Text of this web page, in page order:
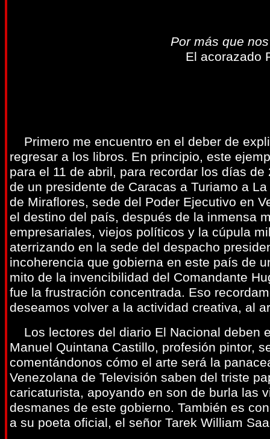
Por más que
El acorazado
Primero me encuentro en el deber de
regresar a los libros. En principio, este
para el 11 de abril, para recordar los días
de un presidente de Caracas a Turiamo a
de Miraflores, sede del Poder Ejecutivo en
el destino del país, después de la inmensa
empresariales, viejos políticos y la cúpula
aterrizando en la sede del despacho
incoherencia que gobierna en este país de
mito de la invencibilidad del Comandante
fue la frustración concentrada. Eso
deseamos volver a la actividad creativa, al
Los lectores del diario El Nacional deben
Manuel Quintana Castillo, profesión pintor,
comentándonos cómo el arte será la
Venezolana de Televisión saben del triste
caricaturista, apoyando en son de burla las
desmanes de este gobierno. También es
a su poeta oficial, el señor Tarek William